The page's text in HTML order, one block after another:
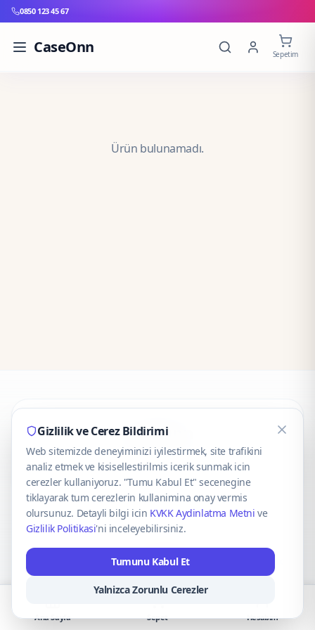
0850 123 45 67
CaseOnn Sepetim
Ürün bulunamadı.
CaseOnn
© 2025 CaseOnn. Tüm hakları saklıdır.
VISA Mastercard
Gizlilik ve Cerez Bildirimi
Web sitemizde deneyiminizi iyilestirmek, site trafikini
analiz etmek ve kisisellestirilmis icerik sunmak icin
cerezler kullaniyoruz. "Tumu Kabul Et" secenegine
tiklayarak tum cerezlerin kullanimina onay vermis
olursunuz. Detayli bilgi icin KVKK Aydinlatma Metni ve
Gizlilik Politikasi'ni inceleyebilirsiniz.
Tumunu Kabul Et
Yalnizca Zorunlu Cerezler
Ana Sayfa Sepet Hesabım